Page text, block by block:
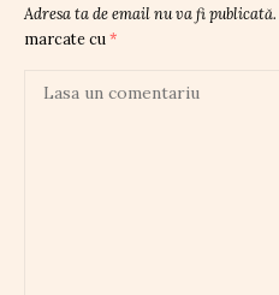
Adresa ta de email nu va fi publicată.
marcate cu *